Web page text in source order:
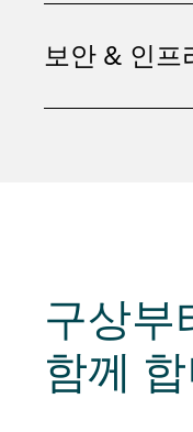
보안 & 인프
구상부
함께